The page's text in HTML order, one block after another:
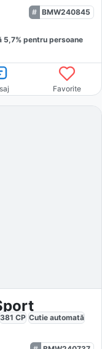
BMW240845
5,7% pentru persoane
Favorite
381 CP Cutie automată